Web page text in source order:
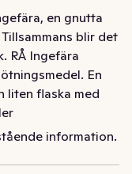
en gnutta
blir det
RÅ Ingefära
En
liten flaska med
information.